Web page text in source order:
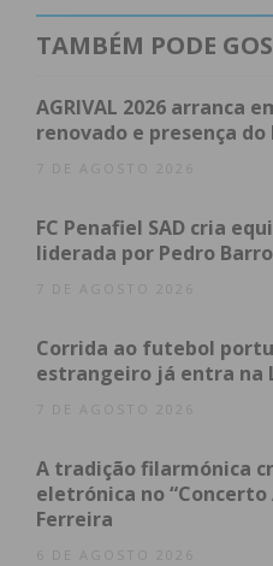
Solene Presidida pelo
Porto.
Mais tarde, às 12h30,
a realização do
Todos os avós do
dedicado a eles.
Penafiel e mentora do dia
Penafidelense dedicou
implementar um dia de
TAMBÉM PODE
AGRIVAL 2026 arranca
renovado e presença
7 DE AGOSTO 2026
FC Penafiel SAD cria
liderada por Pedro
7 DE AGOSTO 2026
Corrida ao futebol
estrangeiro já entra na
7 DE AGOSTO 2026
A tradição filarmónica
eletrónica no “Concerto
Ferreira
6 DE AGOSTO 2026